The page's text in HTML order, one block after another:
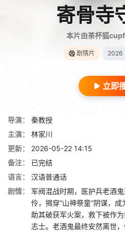
寄骨寺
本片由茶杯狐
剧情片 2026
立即
导演：
秦教授
主演：
林家川
更新：
2026-05-22 14:15
备注：
已完结
语言：
汉语普通话
剧情：
军阀混战时期，医护兵老酒
伶，揭穿“山神祭童”阴谋，成
助其破获军火案，救下被作
志士。老酒鬼最终安然离世，